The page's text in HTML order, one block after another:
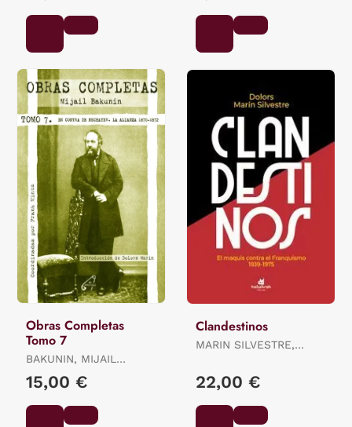
Obras Completas
Tomo 7
BAKUNIN, MIJAIL
MINTZ, FRANK / MARIN
15,00 €
Clandestinos
MARIN SILVESTRE,
22,00 €